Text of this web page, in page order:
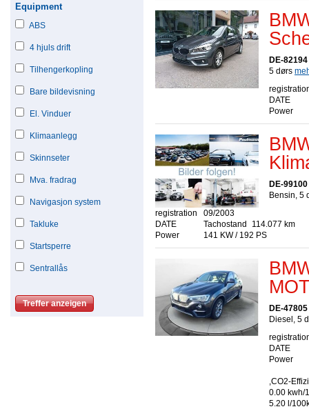
Equipment
ABS
4 hjuls drift
Tilhengerkopling
Bare bildevisning
El. Vinduer
Klimaanlegg
Skinnseter
Mva. fradrag
Navigasjon system
Takluke
Startsperre
Sentrallås
DE-
5 dørs
DATE
Power
DE-
Bensin, 5
registration
DATE
09/2003
Tachostand
114.077 km
Power
141 KW / 192 PS
DE-
Diesel, 5
DATE
Power
,CO2-
0.00 kwh/
5.20 l/